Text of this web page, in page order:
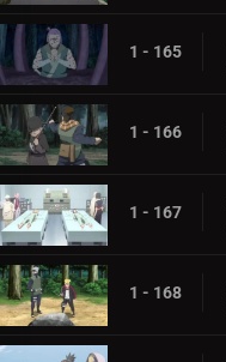
1 - 165
1 - 166
1 - 167
1 - 168